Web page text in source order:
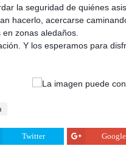
la seguridad de quiénes
hacerlo, acercarse
zonas aledaños.
Y los esperamos para
Twitter